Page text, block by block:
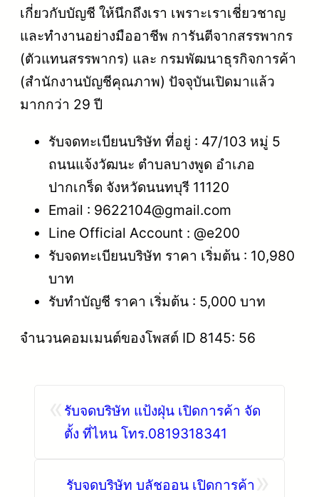
เกี่ยวกับบัญชี ให้นึกถึงเรา เพราะเราเชี่ยวชาญ
และทำงานอย่างมืออาชีพ การันตีจากสรรพากร
(ตัวแทนสรรพากร) และ กรมพัฒนาธุรกิจการค้า
(สำนักงานบัญชีคุณภาพ) ปัจจุบันเปิดมาแล้ว
มากกว่า 29 ปี
รับจดทะเบียนบริษัท ที่อยู่ : 47/103 หมู่ 5
ถนนแจ้งวัฒนะ ตำบลบางพูด อำเภอ
ปากเกร็ด จังหวัดนนทบุรี 11120
Email : 9622104@gmail.com
Line Official Account : @e200
รับจดทะเบียนบริษัท ราคา เริ่มต้น : 10,980
บาท
รับทำบัญชี ราคา เริ่มต้น : 5,000 บาท
จำนวนคอมเมนต์ของโพสต์ ID 8145: 56
รับจดบริษัท แป้งฝุ่น เปิดการค้า จัด
ตั้ง ที่ไหน โทร.0819318341
รับจดบริษัท บลัชออน เปิดการค้า